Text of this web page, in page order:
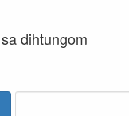
dihtungom